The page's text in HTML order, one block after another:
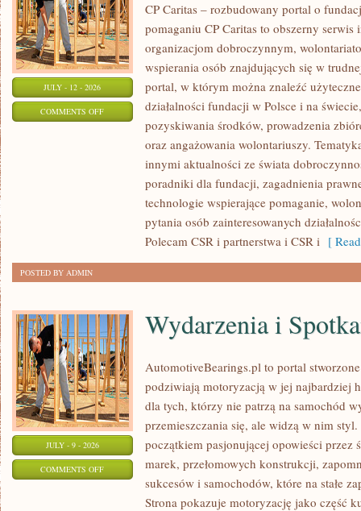
JULY - 12 - 2026
COMMENTS OFFON
PUBLICZNE
CP Caritas – rozbudowany portal o
pomaganiu CP Caritas to obszerny
organizacjom dobroczynnym,
wspierania osób znajdujących się w
portal, w którym można znaleźć
działalności fundacji w Polsce i na
pozyskiwania środków, prowadzenia
oraz angażowania wolontariuszy.
innymi aktualności ze świata
poradniki dla fundacji, zagadnienia
technologie wspierające pomaganie,
pytania osób zainteresowanych
Polecam CSR i partnerstwa i CSR i [
POSTED BY ADMIN
JULY - 9 - 2026
COMMENTS OFFON
WYDARZENIA
Wydarzenia i
AutomotiveBearings.pl to portal
podziwiają motoryzacją w jej najbardziej
dla tych, którzy nie patrzą na samochód
przemieszczania się, ale widzą w nim
początkiem pasjonującej opowieści przez
marek, przełomowych konstrukcji,
sukcesów i samochodów, które na stałe
Strona pokazuje motoryzację jako część